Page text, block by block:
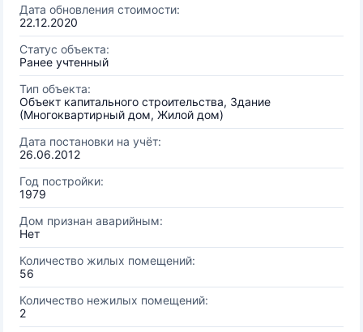
Дата обновления стоимости:
22.12.2020
Статус объекта:
Ранее учтенный
Тип объекта:
Объект капитального строительства, Здание
(Многоквартирный дом, Жилой дом)
Дата постановки на учёт:
26.06.2012
Год постройки:
1979
Дом признан аварийным:
Нет
Количество жилых помещений:
56
Количество нежилых помещений:
2